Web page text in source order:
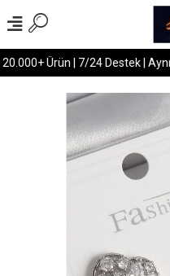
Ürün | 7/24 Destek | Aynı